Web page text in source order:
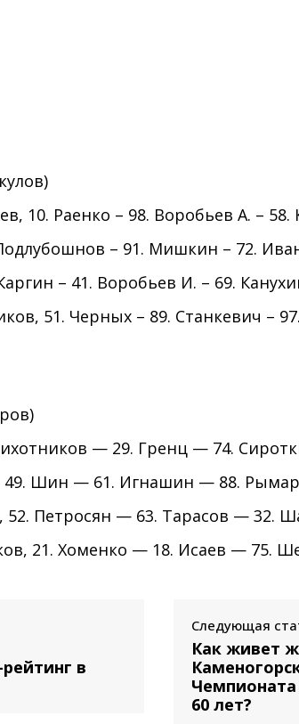
10. Раенко – 98. Воробьев А. – 58.
– 91. Мишкин – 72.
– 41. Воробьев И. – 69.
51. Черных – 89. Станкевич –
— 29. Гренц — 74.
49. Шин — 61. Игнашин — 88.
Петросян — 63. Тарасов — 32.
21. Хоменко — 18. Исаев — 75.
в
Следующая
Как живет
60 лет?